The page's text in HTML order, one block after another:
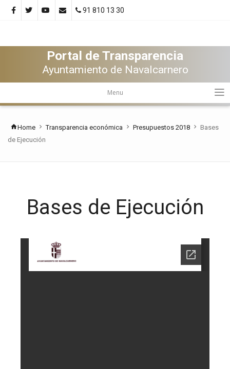
91 810 13 30
Portal de Transparencia
Ayuntamiento de Navalcarnero
Menu
Home Transparencia económica Presupuestos 2018
Bases
de Ejecución
Bases de Ejecución